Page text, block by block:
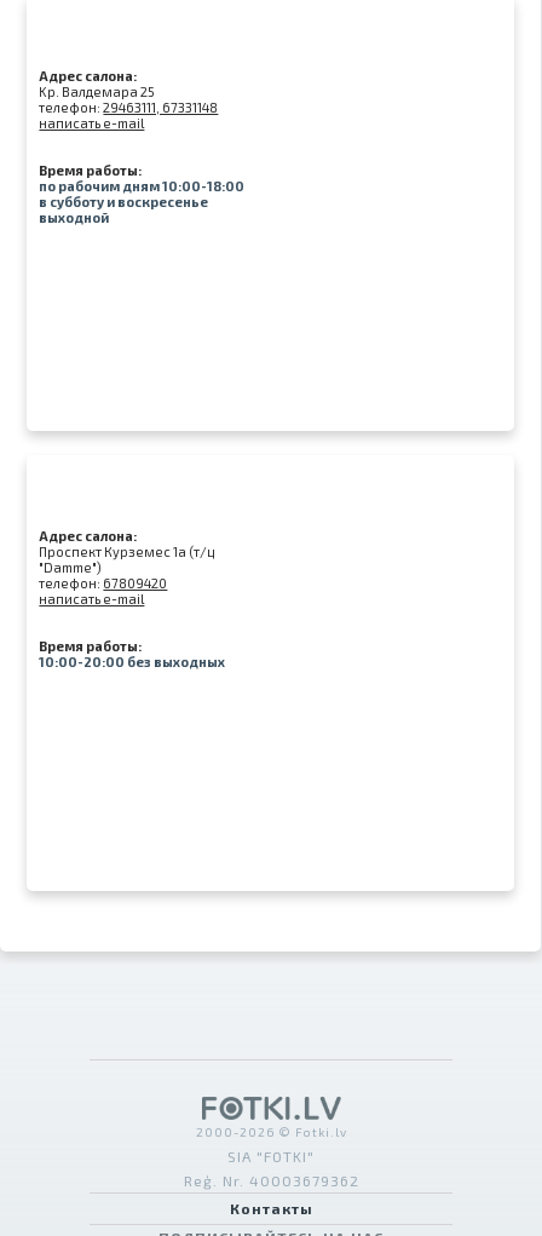
Адрес салона:
Kр. Валдемара 25
телефон:29463111, 67331148
написать e-mail
Время работы:
по рабочим дням 10:00-18:00
в субботу и воскресенье
выходной
Адрес салона:
Проспект Курземес 1а (т/ц
"Damme")
телефон: 67809420
написать e-mail
Время работы:
10:00-20:00 без выходных
2000-2026 © Fotki.lv
SIA "FOTKI"
Reģ. Nr. 40003679362
Контакты